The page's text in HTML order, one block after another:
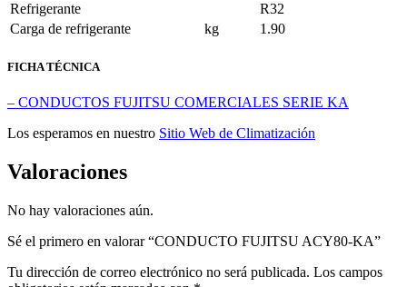
Refrigerante
R32
Carga de refrigerante
kg 1.90
FICHA TÉCNICA
– CONDUCTOS FUJITSU COMERCIALES SERIE KA
Los esperamos en nuestro Sitio Web de Climatización
Valoraciones
No hay valoraciones aún.
Sé el primero en valorar “CONDUCTO FUJITSU ACY80-KA”
Tu dirección de correo electrónico no será publicada. Los campos